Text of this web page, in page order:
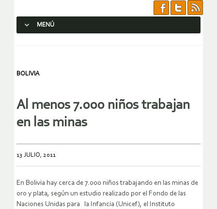
MENÚ
BOLIVIA
Al menos 7.000 niños trabajan
en las minas
13 JULIO, 2011
En Bolivia hay cerca de 7.000 niños trabajando en las minas de
oro y plata, según un estudio realizado por el Fondo de las
Naciones Unidas para la Infancia (Unicef), el Instituto